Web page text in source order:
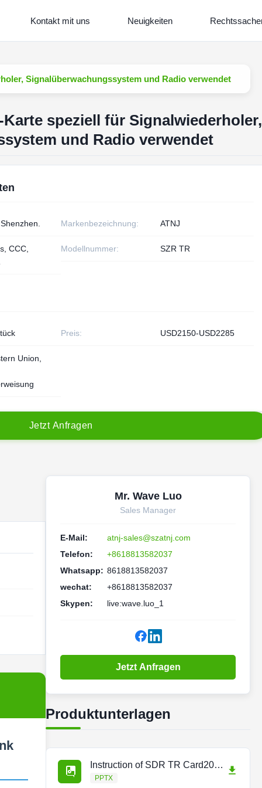
Kontakt mit uns Neuigkeiten
Signalüberwachungssystem und Radio verwendet
Karte speziell für Signalwiederholer,
und Radio verwendet
Markenbezeichnung: ATNJ
CCC,
Modellnummer: SZR TR
Preis: USD2150-USD2285
Union,
Jetzt Anfragen
Mr. Wave Luo
Sales Manager
E-Mail:
atnj-sales@szatnj.com
Telefon:
+8618813582037
Whatsapp: 8618813582037
wechat:
+8618813582037
Skypen:
live:wave.luo_1
Jetzt Anfragen
Produktunterlagen
Instruction of SDR TR Card2024.9.25.pptx
PPTX